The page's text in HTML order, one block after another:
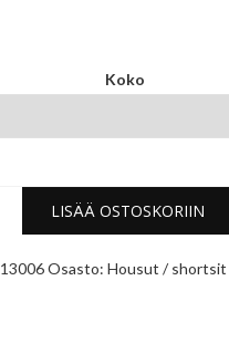
Koko
LISÄÄ OSTOSKORIIN
13006Osasto: Housut / shortsit